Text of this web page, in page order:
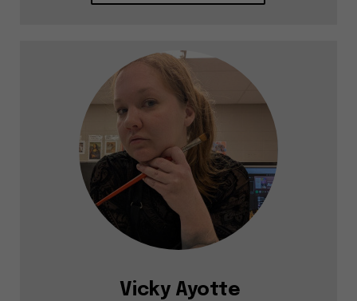
Vicky Ayotte